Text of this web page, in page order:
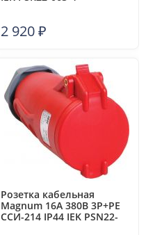
2 920₽
Розетка кабельная
Magnum 16А 380В 3P+PE
ССИ-214 IP44 IEK PSN22-